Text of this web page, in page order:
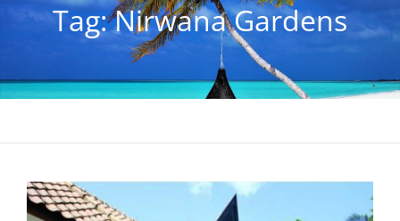
Tag:Nirwana Gardens